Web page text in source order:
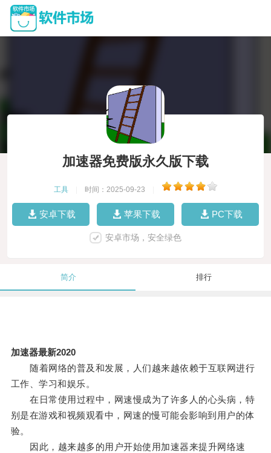
加速器免费版永久版下载
工具 时间：2025-09-23
安卓下载 苹果下载 PC下载
安卓市场，安全绿色
简介 排行
加速器最新2020
随着网络的普及和发展，人们越来越依赖于互联网进行
工作、学习和娱乐。
在日常使用过程中，网速慢成为了许多人的心头病，特
别是在游戏和视频观看中，网速的慢可能会影响到用户的体
验。
因此，越来越多的用户开始使用加速器来提升网络速